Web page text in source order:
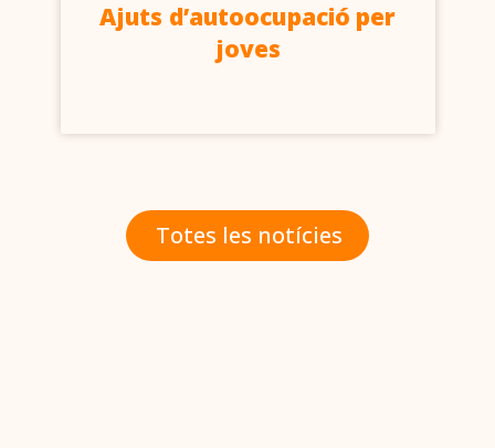
Ajuts d’autoocupació per
joves
Totes les notícies